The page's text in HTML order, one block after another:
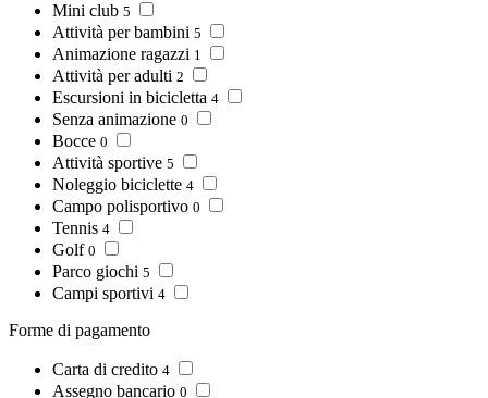
Mini club 5
Attività per bambini 5
Animazione ragazzi 1
Attività per adulti 2
Escursioni in bicicletta 4
Senza animazione 0
Bocce 0
Attività sportive 5
Noleggio biciclette 4
Campo polisportivo 0
Tennis 4
Golf 0
Parco giochi 5
Campi sportivi 4
Forme di pagamento
Carta di credito 4
Assegno bancario 0